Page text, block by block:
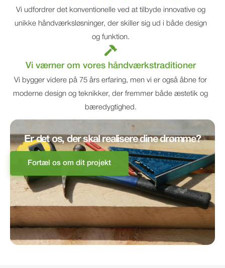
Vi udfordrer det konventionelle ved at tilbyde innovative og
unikke håndværksløsninger, der skiller sig ud i både design
og funktion.
Vi værner om vores håndværkstraditioner
Vi bygger videre på 75 års erfaring, men vi er også åbne for
moderne design og teknikker, der fremmer både æstetik og
bæredygtighed.
Er det os, der skal realisere dine drømme?
Fortæl os om dit projekt